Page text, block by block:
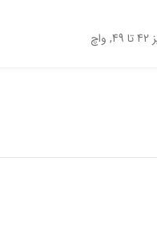
, واچ